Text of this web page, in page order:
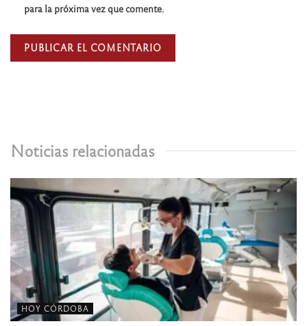
Noticias relacionadas
HOY CÓRDOBA
para la próxima vez que comente.